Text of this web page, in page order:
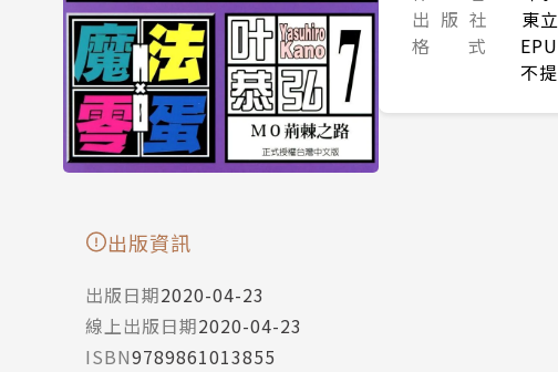
出 版 社
東
格 式
不
出版資訊
出版日期2020-04-23
線上出版日期2020-04-23
ISBN9789861013855